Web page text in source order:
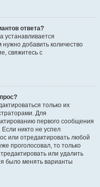
ответа?
устанавливается
добавить количество
свяжитесь с
только их
Для
первого сообщения
никто не успел
или отредактировать любой
проголосовал, то только
или удалить
было менять варианты